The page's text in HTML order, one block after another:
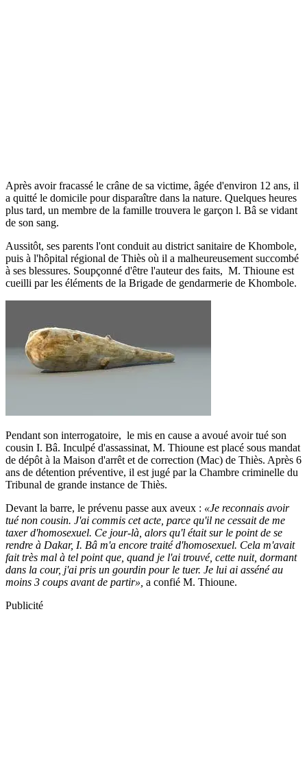
Après avoir fracassé le crâne de sa victime, âgée d'environ 12 ans, il
a quitté le domicile pour disparaître dans la nature. Quelques heures
plus tard, un membre de la famille trouvera le garçon l. Bâ se vidant
de son sang.
Aussitôt, ses parents l'ont conduit au district sanitaire de Khombole,
puis à l'hôpital régional de Thiès où il a malheureusement succombé
à ses blessures. Soupçonné d'être l'auteur des faits, M. Thioune est
cueilli par les éléments de la Brigade de gendarmerie de Khombole.
Pendant son interrogatoire, le mis en cause a avoué avoir tué son
cousin I. Bâ. Inculpé d'assassinat, M. Thioune est placé sous mandat
de dépôt à la Maison d'arrêt et de correction (Mac) de Thiès. Après 6
ans de détention préventive, il est jugé par la Chambre criminelle du
Tribunal de grande instance de Thiès.
Devant la barre, le prévenu passe aux aveux : «Je reconnais avoir
tué non cousin. J'ai commis cet acte, parce qu'il ne cessait de me
taxer d'homosexuel. Ce jour-là, alors qu'l était sur le point de se
rendre à Dakar, I. Bâ m'a encore traité d'homosexuel. Cela m'avait
fait très mal à tel point que, quand je l'ai trouvé, cette nuit, dormant
dans la cour, j'ai pris un gourdin pour le tuer. Je lui ai asséné au
moins 3 coups avant de partir», a confié M. Thioune.
Publicité